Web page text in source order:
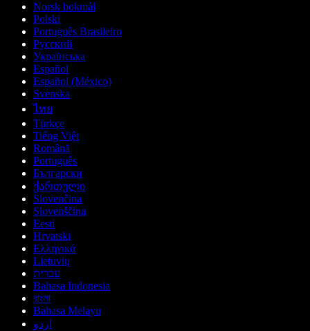
Norsk bokmål
Polski
Português Brasileiro
Русский
Українська
Español
Español (México)
Svenska
ไทย
Türkçe
Tiếng Việt
Română
Português
Български
ქართული
Slovenčina
Slovenščina
Eesti
Hrvatski
Ελληνικά
Lietuvių
עברית
Bahasa Indonesia
বাংলা
Bahasa Melayu
اردو